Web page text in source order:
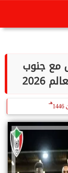
مع جنوب
هـ